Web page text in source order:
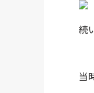
続
当